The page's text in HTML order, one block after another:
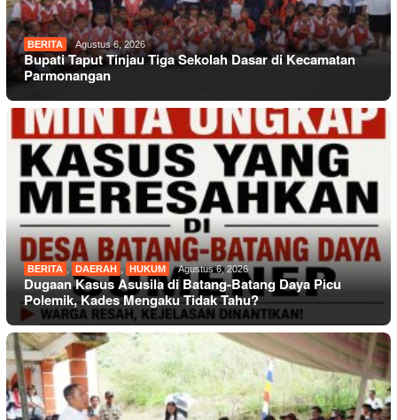
BERITA Agustus 6, 2026
Bupati Taput Tinjau Tiga Sekolah Dasar di Kecamatan
Parmonangan
BERITA DAERAH , HUKUM Agustus 6, 2026
Dugaan Kasus Asusila di Batang-Batang Daya Picu
Polemik, Kades Mengaku Tidak Tahu?